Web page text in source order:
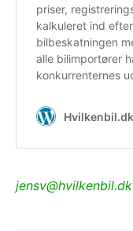
jensv@hvilkenbil.dk